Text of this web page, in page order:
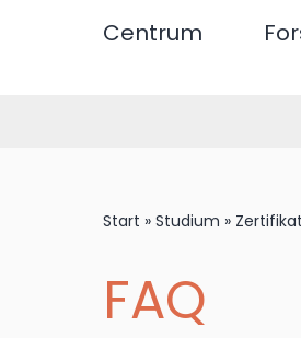
Centrum
Start » Studium »
FAQ